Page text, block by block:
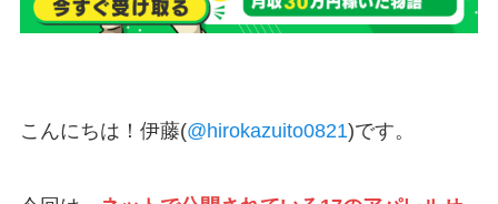
こんにちは！伊藤(@hirokazuito0821)です。